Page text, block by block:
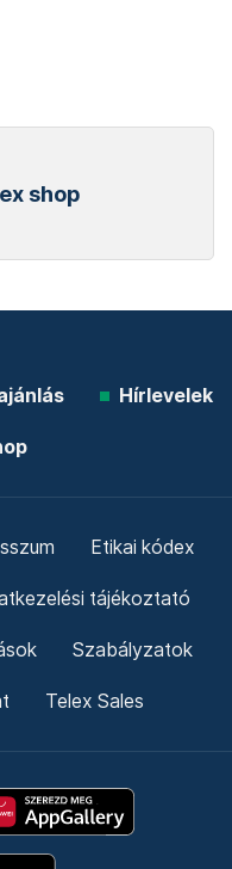
shop
Hírlevelek
Etikai kódex
tájékoztató
Szabályzatok
Telex Sales